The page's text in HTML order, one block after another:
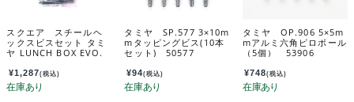
スクエア スチールヘ
ックスビスセット タミ
ヤ LUNCH BOX EVO.
¥1,287(税込)
タミヤ SP.577 3×10m
mタッピングビス(10本
セット) 50577
¥94(税込)
タミヤ OP.906 5×5m
mアルミ六角ピロボール
（5個） 53906
¥748(税込)